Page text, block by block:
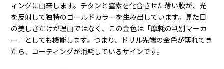
ィングに由来します。チタンと窒素を化合させた薄い膜が、光
を反射して独特のゴールドカラーを生み出しています。見た目
の美しさだけが理由ではなく、この金色は「摩耗の判別マーカ
ー」としても機能します。つまり、ドリル先端の金色が薄れてき
たら、コーティングが消耗しているサインです。